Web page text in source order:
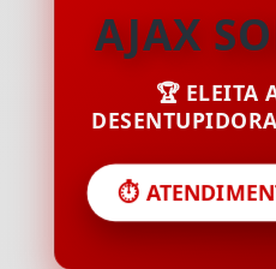
AJAX
🏆 ELEITA
⏱️